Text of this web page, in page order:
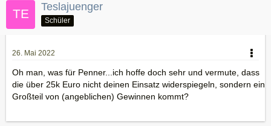
Teslajuenger
Schüler
26. Mai 2022
Oh man, was für Penner...ich hoffe doch sehr und vermute, dass
die über 25k Euro nicht deinen Einsatz widerspiegeln, sondern ein
Großteil von (angeblichen) Gewinnen kommt?